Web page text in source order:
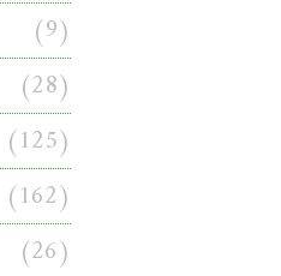
(9)
(28)
(125)
(162)
(26)